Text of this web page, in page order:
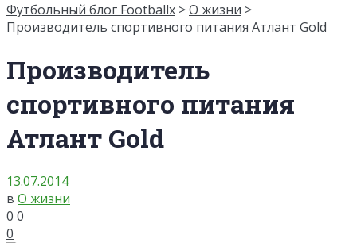
Футбольный блог Footballx >О жизни >
Производитель спортивного питания Атлант Gold
Производитель
спортивного питания
Атлант Gold
13.07.2014
в О жизни
0 0
0